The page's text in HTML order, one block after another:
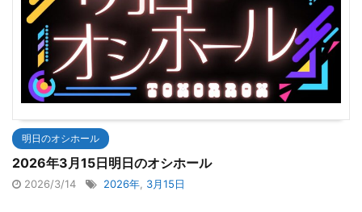
明日のオシホール
2026年3月15日明日のオシホール
2026/3/14 2026年 3月15日